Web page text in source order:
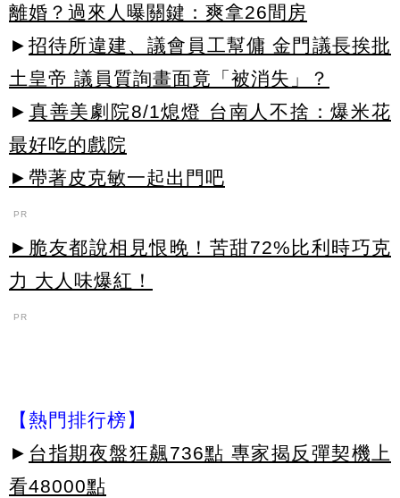
離婚？過來人曝關鍵：爽拿26間房
► 招待所違建、議會員工幫傭 金門議長挨批
土皇帝 議員質詢畫面竟「被消失」？
► 真善美劇院8/1熄燈 台南人不捨：爆米花
最好吃的戲院
►帶著皮克敏一起出門吧
PR
►脆友都說相見恨晚！苦甜72%比利時巧克
力 大人味爆紅！
PR
【熱門排行榜】
► 台指期夜盤狂飆736點 專家揭反彈契機上
看48000點